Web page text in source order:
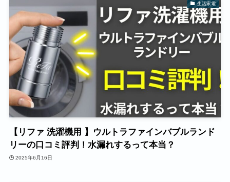
生活家電
【リファ 洗濯機用 】ウルトラファインバブルランド
リーの口コミ評判！水漏れするって本当？
2025年6月16日